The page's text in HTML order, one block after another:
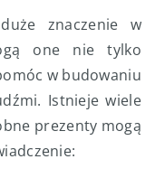
znaczenie w
one nie tylko
w budowaniu
Istnieje wiele
prezenty mogą